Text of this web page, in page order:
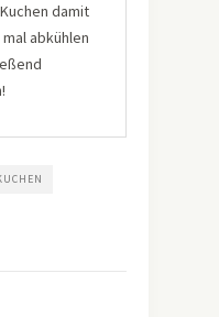
damit
abkühlen